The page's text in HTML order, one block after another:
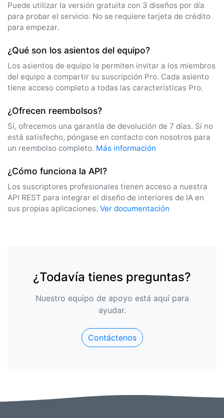
Puede utilizar la versión gratuita con 3 diseños por día
para probar el servicio. No se requiere tarjeta de crédito
para empezar.
¿Qué son los asientos del equipo?
Los asientos de equipo le permiten invitar a los miembros
del equipo a compartir su suscripción Pro. Cada asiento
tiene acceso completo a todas las características Pro.
¿Ofrecen reembolsos?
Sí, ofrecemos una garantía de devolución de 7 días. Si no
está satisfecho, póngase en contacto con nosotros para
un reembolso completo. Más información
¿Cómo funciona la API?
Los suscriptores profesionales tienen acceso a nuestra
API REST para integrar el diseño de interiores de IA en
sus propias aplicaciones. Ver documentación
¿Todavía tienes preguntas?
Nuestro equipo de apoyo está aquí para
ayudar.
Contáctenos